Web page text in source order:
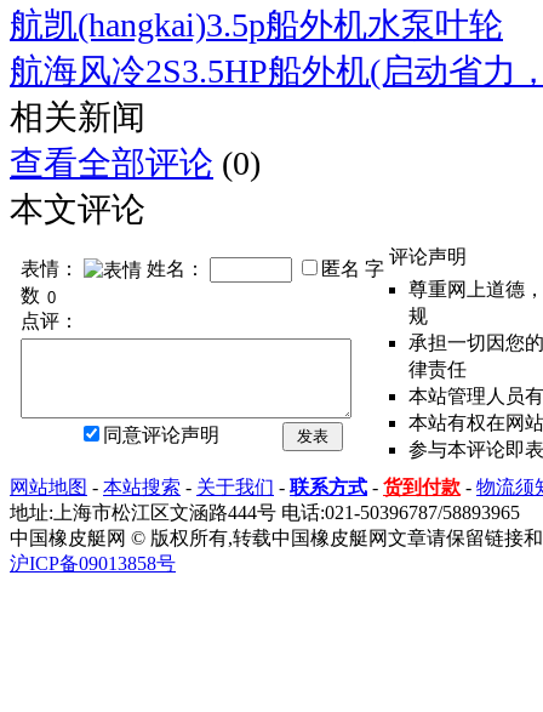
航凯(hangkai)3.5p船外机水泵叶轮
航海风冷2S3.5HP船外机(启动省力
相关新闻
查看全部评论 (0)
本文评论
表情： 姓名： 匿名 字
数
点评：
同意评论声明 发表
评论声明
尊重网上道德
规
承担一切因您
律责任
本站管理人员
本站有权在网
参与本评论即
网站地图 - 本站搜索 - 关于我们 - 联系方式 - 货到付款 - 物流须
地址:上海市松江区文涵路444号 电话:021-50396787/58893965
中国橡皮艇网 © 版权所有,转载中国橡皮艇网文章请保留链接
沪ICP备09013858号